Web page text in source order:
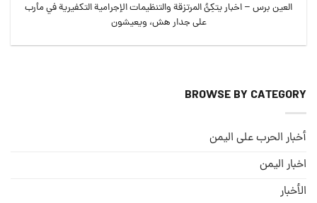
العين برس – اخبار يتكِئُ المرتزقة والتنظيمات الإجرامية التكفيرية في مأرب
على جدار هش، ويعيشون
BROWSE BY CATEGORY
أخبار الحرب على اليمن
اخبار اليمن
الأخبار